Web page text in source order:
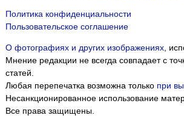
Политика конфиденциальности
Пользовательское соглашение
О фотографиях и других изображениях,
Мнение редакции не всегда совпадает с
статей.
Любая перепечатка возможна только при
Несанкционированное использование
Все права защищены.